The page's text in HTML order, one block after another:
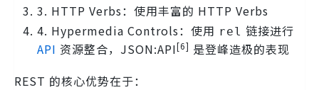
3. HTTP Verbs：使用丰富的 HTTP Verbs
4. Hypermedia Controls：使用 rel 链接进行
API 资源整合，JSON:API[6] 是登峰造极的表现
REST 的核心优势在于：